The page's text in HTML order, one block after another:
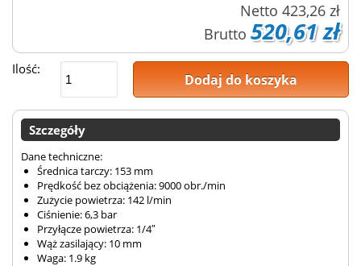
Netto 423,26 zł
Brutto 520,61 zł
Ilość:
Dodaj do koszyka
Szczegóły
Dane techniczne:
Średnica tarczy: 153 mm
Prędkość bez obciążenia: 9000 obr./min
Zużycie powietrza: 142 l/min
Ciśnienie: 6,3 bar
Przyłącze powietrza: 1/4″
Wąż zasilający: 10 mm
Waga: 1.9 kg